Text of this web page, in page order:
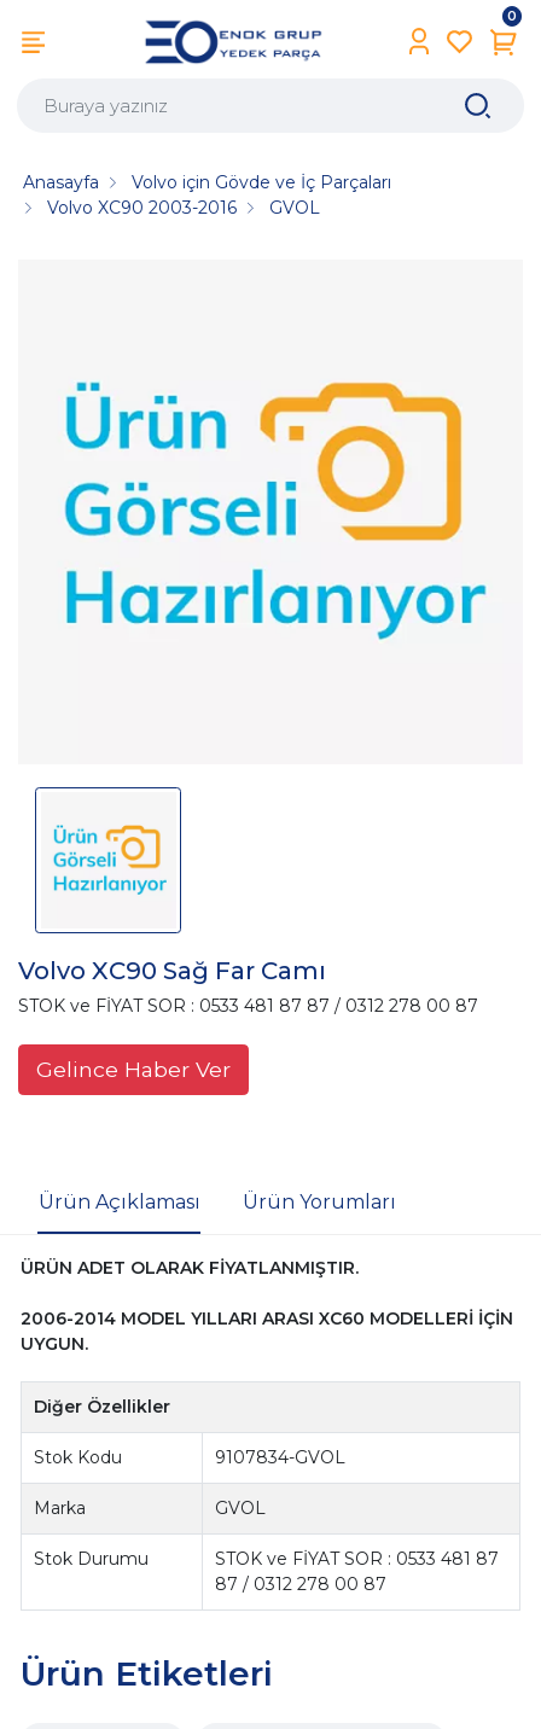
0
Anasayfa
Volvo için Gövde ve İç Parçaları
Volvo XC90 2003-2016
GVOL
Volvo XC90 Sağ Far Camı
STOK ve FİYAT SOR : 0533 481 87 87 / 0312 278 00 87
Gelince Haber Ver
Ürün Açıklaması Ürün Yorumları
ÜRÜN ADET OLARAK FİYATLANMIŞTIR.
2006-2014 MODEL YILLARI ARASI XC60 MODELLERİ İÇİN
UYGUN.
Diğer Özellikler
Stok Kodu 9107834-GVOL
Marka GVOL
Stok Durumu
STOK ve FİYAT SOR : 0533 481 87
87 / 0312 278 00 87
Ürün Etiketleri